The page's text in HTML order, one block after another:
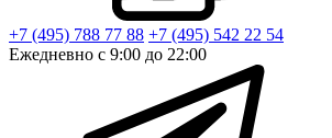
+7 (495) 788 77 88 +7 (495) 542 22 54
Ежедневно с 9:00 до 22:00